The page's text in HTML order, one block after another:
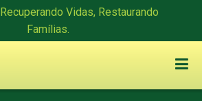
Recuperando Vidas, Restaurando
Famílias.